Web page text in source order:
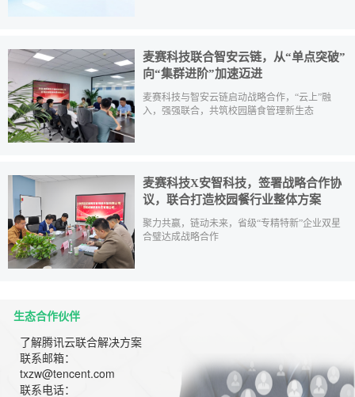
麦赛科技联合智安云链，从“单点突破”
向“集群进阶”加速迈进
麦赛科技与智安云链启动战略合作，“云上”融
入，强强联合，共筑校园膳食管理新生态
麦赛科技X安智科技，签署战略合作协
议，联合打造校园餐行业整体方案
聚力共赢，链动未来，省级“专精特新”企业双星
合璧达成战略合作
生态合作伙伴
了解腾讯云联合解决方案
联系邮箱：
txzw@tencent.com
联系电话：